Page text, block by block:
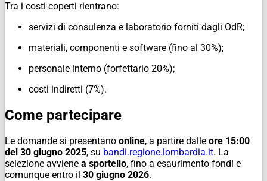
Tra i costi coperti rientrano:
servizi di consulenza e laboratorio forniti dagli OdR;
materiali, componenti e software (fino al 30%);
personale interno (forfettario 20%);
costi indiretti (7%).
Come partecipare
Le domande si presentano online, a partire dalle ore 15:00
del 30 giugno 2025, su bandi.regione.lombardia.it. La
selezione avviene a sportello, fino a esaurimento fondi e
comunque entro il 30 giugno 2026.